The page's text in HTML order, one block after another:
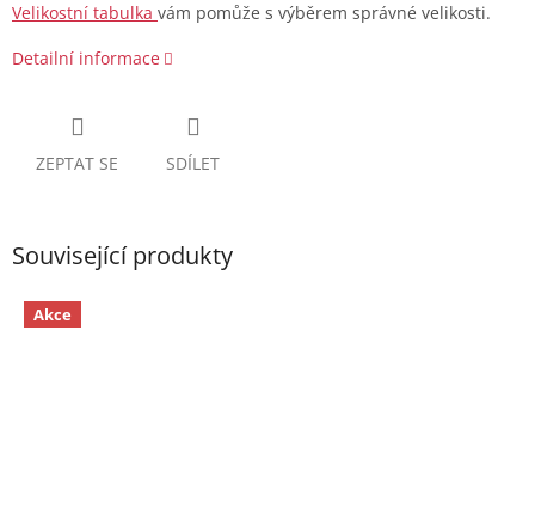
Velikostní tabulka vám pomůže s výběrem správné velikosti.
Detailní informace
ZEPTAT SE SDÍLET
Související produkty
Akce